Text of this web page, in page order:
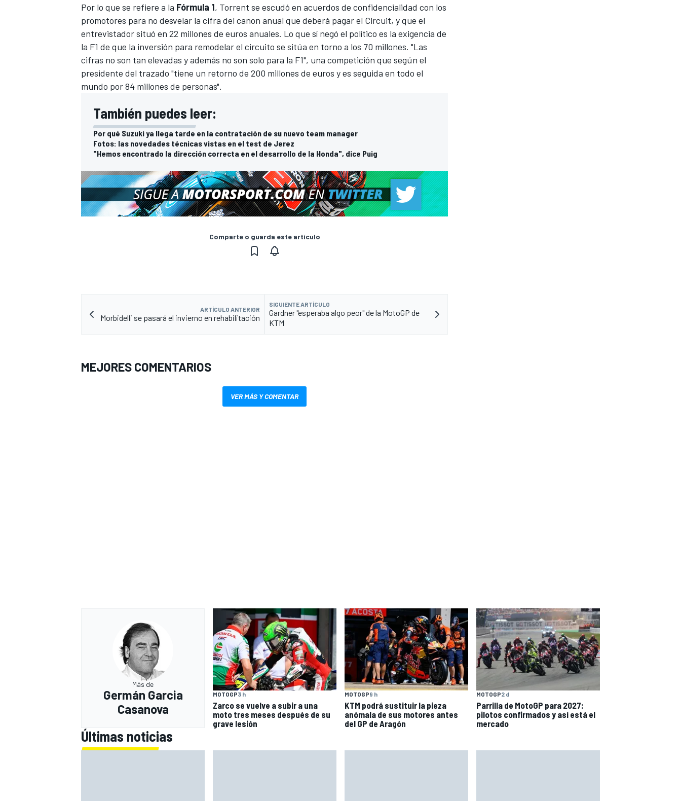
MÁS CATEGORÍAS
Por lo que se refiere a la Fórmula 1, Torrent se escudó en acuerdos de confidencialidad con los
promotores para no desvelar la cifra del canon anual que deberá pagar el Circuit, y que el
entrevistador situó en 22 millones de euros anuales. Lo que sí negó el político es la exigencia de
la F1 de que la inversión para remodelar el circuito se sitúa en torno a los 70 millones. "Las
cifras no son tan elevadas y además no son solo para la F1", una competición que según el
presidente del trazado "tiene un retorno de 200 millones de euros y es seguida en todo el
mundo por 84 millones de personas".
También puedes leer:
Por qué Suzuki ya llega tarde en la contratación de su nuevo team manager
Fotos: las novedades técnicas vistas en el test de Jerez
"Hemos encontrado la dirección correcta en el desarrollo de la Honda", dice Puig
Comparte o guarda este artículo
ARTÍCULO ANTERIOR
Morbidelli se pasará el invierno en rehabilitación
SIGUIENTE ARTÍCULO
Gardner "esperaba algo peor" de la MotoGP de
KTM
MEJORES COMENTARIOS
VER MÁS Y COMENTAR
Más de
Germán Garcia
Casanova
MOTOGP3 h
Zarco se vuelve a subir a una
moto tres meses después de su
grave lesión
MOTOGP9 h
KTM podrá sustituir la pieza
anómala de sus motores antes
del GP de Aragón
MOTOGP2 d
Parrilla de MotoGP para 2027:
pilotos confirmados y así está el
mercado
Últimas noticias